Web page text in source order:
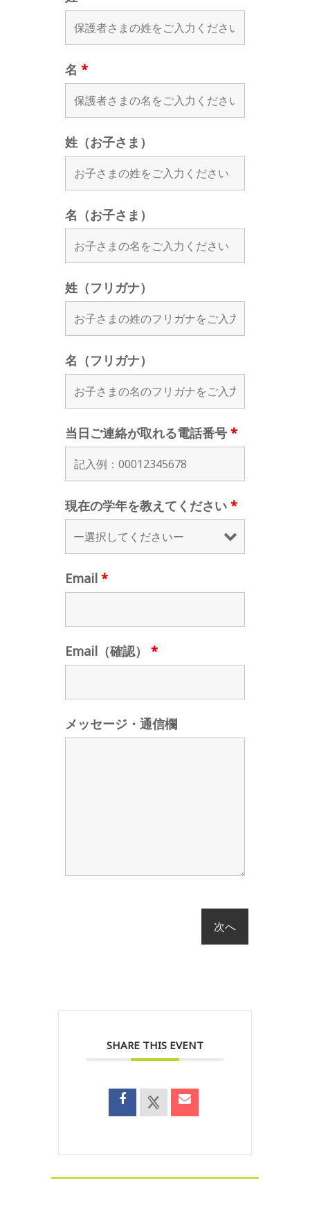
名 *
姓（お子さま）
名（お子さま）
姓（フリガナ）
名（フリガナ）
当日ご連絡が取れる電話番号 *
現在の学年を教えてください *
Email *
Email（確認） *
メッセージ・通信欄
SHARE THIS EVENT